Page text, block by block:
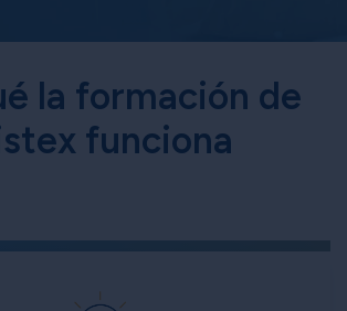
la formación de
funciona